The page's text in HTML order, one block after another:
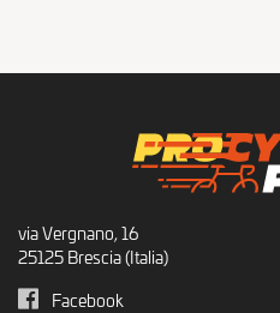
via Vergnano, 16
25125 Brescia (Italia)
Facebook